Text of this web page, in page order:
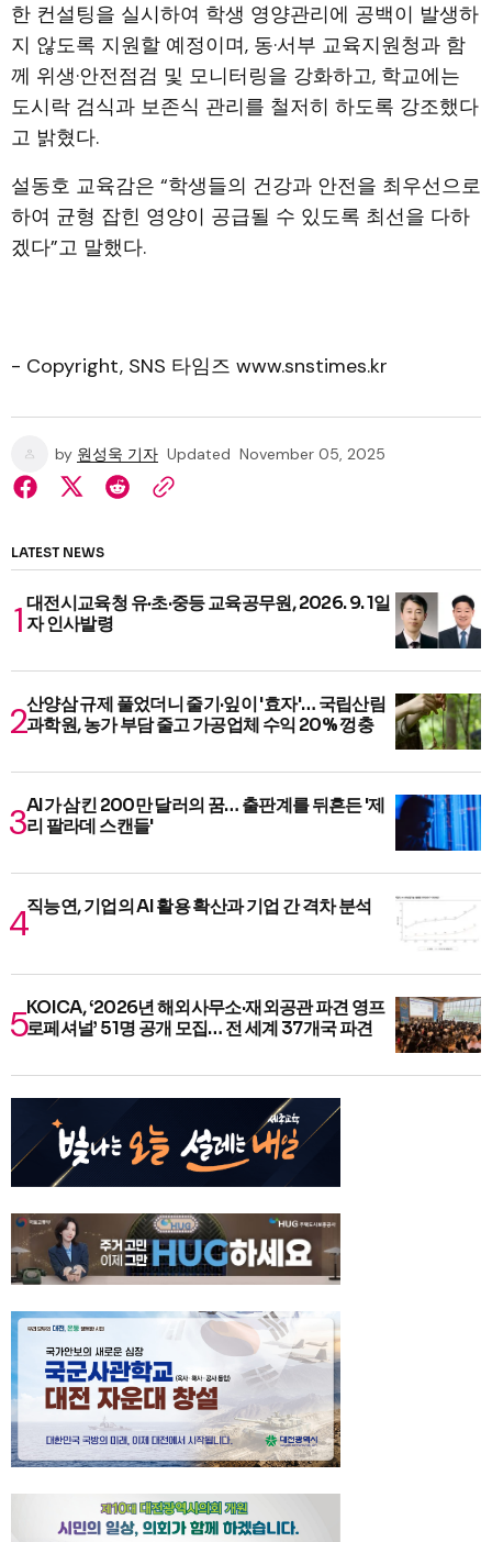
한 컨설팅을 실시하여 학생 영양관리에 공백이 발생하
지 않도록 지원할 예정이며, 동·서부 교육지원청과 함
께 위생·안전점검 및 모니터링을 강화하고, 학교에는
도시락 검식과 보존식 관리를 철저히 하도록 강조했다
고 밝혔다.
설동호 교육감은 “학생들의 건강과 안전을 최우선으로
하여 균형 잡힌 영양이 공급될 수 있도록 최선을 다하
겠다”고 말했다.
- Copyright, SNS 타임즈 www.snstimes.kr
by 원성욱 기자 Updated November 05, 2025
LATEST NEWS
대전시교육청 유·초·중등 교육공무원, 2026. 9. 1일
자 인사발령
산양삼 규제 풀었더니 줄기·잎이 '효자'… 국립산림
과학원, 농가 부담 줄고 가공업체 수익 20% 껑충
AI가 삼킨 200만 달러의 꿈… 출판계를 뒤흔든 '제
리 팔라데 스캔들'
직능연, 기업의 AI 활용 확산과 기업 간 격차 분석
KOICA, ‘2026년 해외사무소·재외공관 파견 영프
로페셔널’ 51명 공개 모집… 전 세계 37개국 파견